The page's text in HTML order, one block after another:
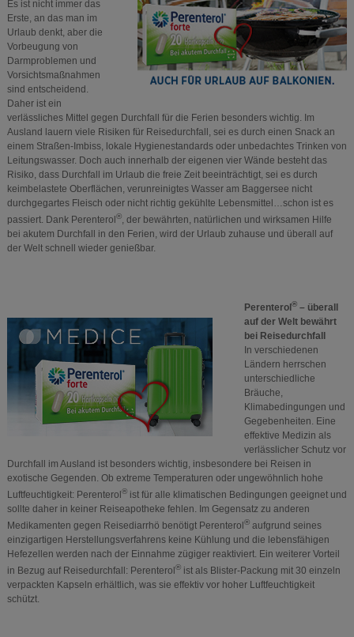
Es ist nicht immer das
Erste, an das man im
Urlaub denkt, aber die
Vorbeugung von
Darmproblemen und
Vorsichtsmaßnahmen
sind entscheidend.
Daher ist ein
verlässliches Mittel gegen Durchfall für die Ferien besonders wichtig. Im
Ausland lauern viele Risiken für Reisedurchfall, sei es durch einen Snack an
einem Straßen-Imbiss, lokale Hygienestandards oder unbedachtes Trinken von
Leitungswasser. Doch auch innerhalb der eigenen vier Wände besteht das
Risiko, dass Durchfall im Urlaub die freie Zeit beeinträchtigt, sei es durch
keimbelastete Oberflächen, verunreinigtes Wasser am Baggersee nicht
durchgegartes Fleisch oder nicht richtig gekühlte Lebensmittel…schon ist es
passiert. Dank Perenterol®, der bewährten, natürlichen und wirksamen Hilfe
bei akutem Durchfall in den Ferien, wird der Urlaub zuhause und überall auf
der Welt schnell wieder genießbar.
Perenterol®– überall
auf der Welt bewährt
bei Reisedurchfall
In verschiedenen
Ländern herrschen
unterschiedliche
Bräuche,
Klimabedingungen und
Gegebenheiten. Eine
effektive Medizin als
verlässlicher Schutz vor
Durchfall im Ausland ist besonders wichtig, insbesondere bei Reisen in
exotische Gegenden. Ob extreme Temperaturen oder ungewöhnlich hohe
Luftfeuchtigkeit: Perenterol®ist für alle klimatischen Bedingungen geeignet und
sollte daher in keiner Reiseapotheke fehlen. Im Gegensatz zu anderen
Medikamenten gegen Reisediarrhö benötigt Perenterol®aufgrund seines
einzigartigen Herstellungsverfahrens keine Kühlung und die lebensfähigen
Hefezellen werden nach der Einnahme zügiger reaktiviert. Ein weiterer Vorteil
in Bezug auf Reisedurchfall: Perenterol®ist als Blister-Packung mit 30 einzeln
verpackten Kapseln erhältlich, was sie effektiv vor hoher Luftfeuchtigkeit
schützt.